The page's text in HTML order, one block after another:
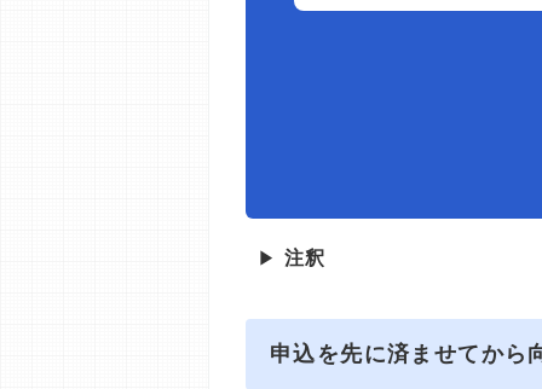
▶ 注釈
申込を先に済ませてから